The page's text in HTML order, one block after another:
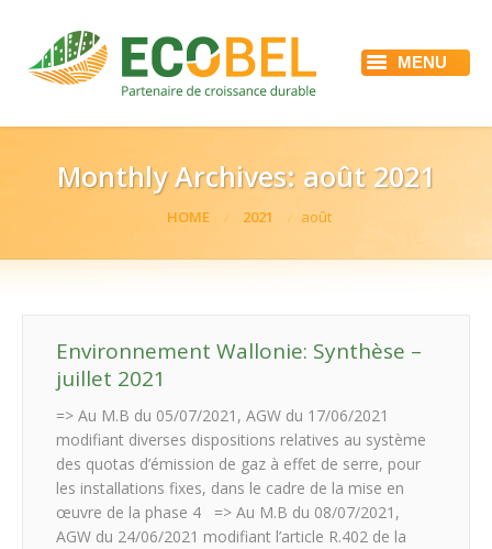
MENU
ACCUEIL
RÉFÉRENCES
ACTUALITÉS
EMPLOI
CONTACT
Monthly Archives: août 2021
HOME 2021 août
Environnement Wallonie: Synthèse –
juillet 2021
=> Au M.B du 05/07/2021, AGW du 17/06/2021
modifiant diverses dispositions relatives au système
des quotas d’émission de gaz à effet de serre, pour
les installations fixes, dans le cadre de la mise en
œuvre de la phase 4 => Au M.B du 08/07/2021,
AGW du 24/06/2021 modifiant l’article R.402 de la